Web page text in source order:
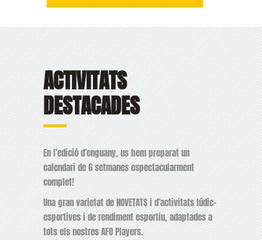
ACTIVITATS
DESTACADES
En l’edició d’enguany, us hem preparat un
calendari de 6 setmanes espectacularment
complet!
Una gran varietat de NOVETATS i d’activitats lúdic-
esportives i de rendiment esportiu, adaptades a
tots els nostres AFO Players.